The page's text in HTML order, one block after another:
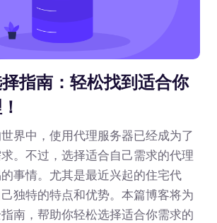
指南：轻松找到适合你
界中，使用代理服务器已经成为了
。不过，选择适合自己需求的代理
事情。尤其是最近兴起的住宅代
独特的特点和优势。本篇博客将为
南，帮助你轻松选择适合你需求的